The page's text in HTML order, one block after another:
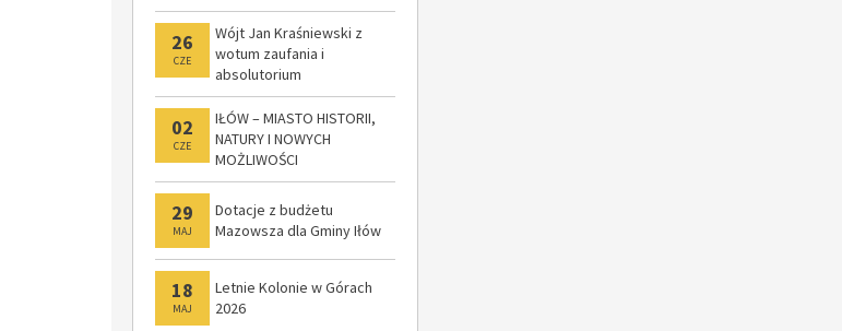
26
CZE
Wójt Jan Kraśniewski z
wotum zaufania i
absolutorium
02
CZE
IŁÓW – MIASTO HISTORII,
NATURY I NOWYCH
MOŻLIWOŚCI
29
MAJ
Dotacje z budżetu
Mazowsza dla Gminy Iłów
18
MAJ
Letnie Kolonie w Górach
2026